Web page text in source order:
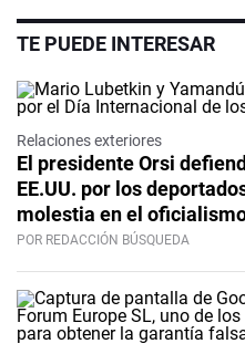
TE PUEDE INTERESAR
Relaciones exteriores
El presidente Orsi
EE.UU. por los
molestia en el
POR REDACCIÓN BÚSQUEDA